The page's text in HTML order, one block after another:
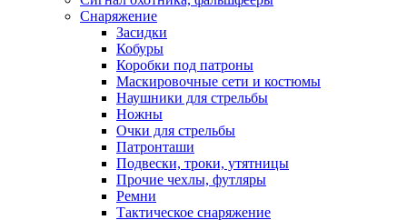
Снаряжение
Засидки
Кобуры
Коробки под патроны
Маскировочные сети и костюмы
Наушники для стрельбы
Ножны
Очки для стрельбы
Патронташи
Подвески, троки, утятницы
Прочие чехлы, футляры
Ремни
Тактическое снаряжение